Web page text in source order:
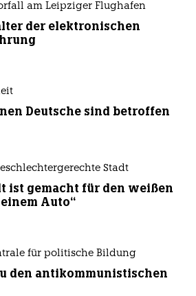
am Leipziger Flughafen
der elektronischen
Deutsche sind betroffen
Stadt
ist gemacht für den weißen
Auto“
für politische Bildung
den antikommunistischen